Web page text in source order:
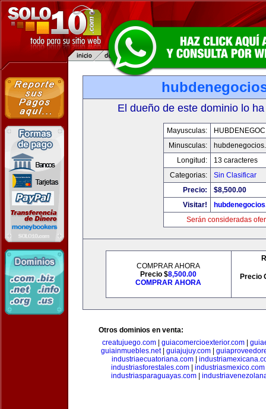
El dueño de este dominio lo
Mayusculas:
Minusculas:
Longitud:
13 caracteres
Categorias:
Sin Clasificar
Precio:
$8,500.00
Visitar!
Serán consideradas
COMPRAR AHORA
Precio $8,500.00
COMPRAR AHORA
Precio
Otros dominios en venta:
creatujuego.com| guiacomercioexterior.com|
guiainmuebles.net| guiajujuy.com|
industriaecuatoriana.com|
industriasforestales.com
industriasmexico.com
industriasparaguayas.com